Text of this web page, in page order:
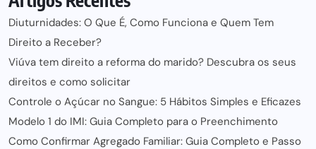
Diuturnidades: O Que É, Como Funciona e Quem Tem
Direito a Receber?
Viúva tem direito a reforma do marido? Descubra os seus
direitos e como solicitar
Controle o Açúcar no Sangue: 5 Hábitos Simples e Eficazes
Modelo 1 do IMI: Guia Completo para o Preenchimento
Como Confirmar Agregado Familiar: Guia Completo e Passo